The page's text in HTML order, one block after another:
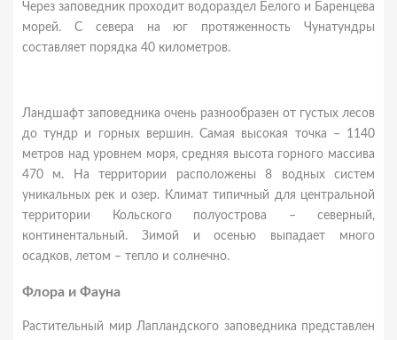
Через заповедник проходит водораздел Белого и Баренцева
морей. С севера на юг протяженность Чунатундры
составляет порядка 40 километров.
Ландшафт заповедника очень разнообразен от густых лесов
до тундр и горных вершин. Самая высокая точка – 1140
метров над уровнем моря, средняя высота горного массива
470 м. На территории расположены 8 водных систем
уникальных рек и озер. Климат типичный для центральной
территории Кольского полуострова – северный,
континентальный. Зимой и осенью выпадает много
осадков, летом – тепло и солнечно.
Флора и Фауна
Растительный мир Лапландского заповедника представлен